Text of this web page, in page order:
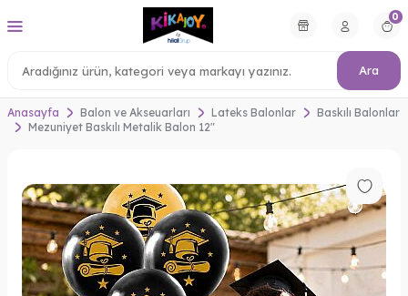
Ara
0
Anasayfa Balon ve Akseuarları Lateks Balonlar
Baskılı Balonlar
Mezuniyet Baskılı Metalik Balon 12"